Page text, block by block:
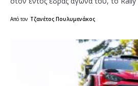
Από τον Τζανέτος Πουλυμενάκος